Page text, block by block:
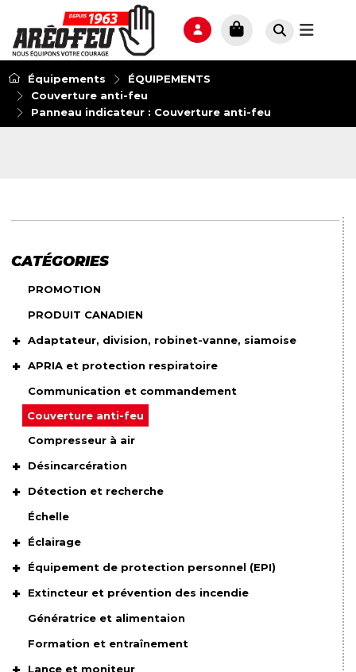
Équipements
ÉQUIPEMENTS
Couverture anti-feu
Panneau indicateur : Couverture anti-feu
CATÉGORIES
PROMOTION
PRODUIT CANADIEN
Adaptateur, division, robinet-vanne, siamoise
APRIA et protection respiratoire
Communication et commandement
Couverture anti-feu
Compresseur à air
Désincarcération
Détection et recherche
Échelle
Éclairage
Équipement de protection personnel (EPI)
Extincteur et prévention des incendie
Génératrice et alimentaion
Formation et entraînement
Lance et moniteur